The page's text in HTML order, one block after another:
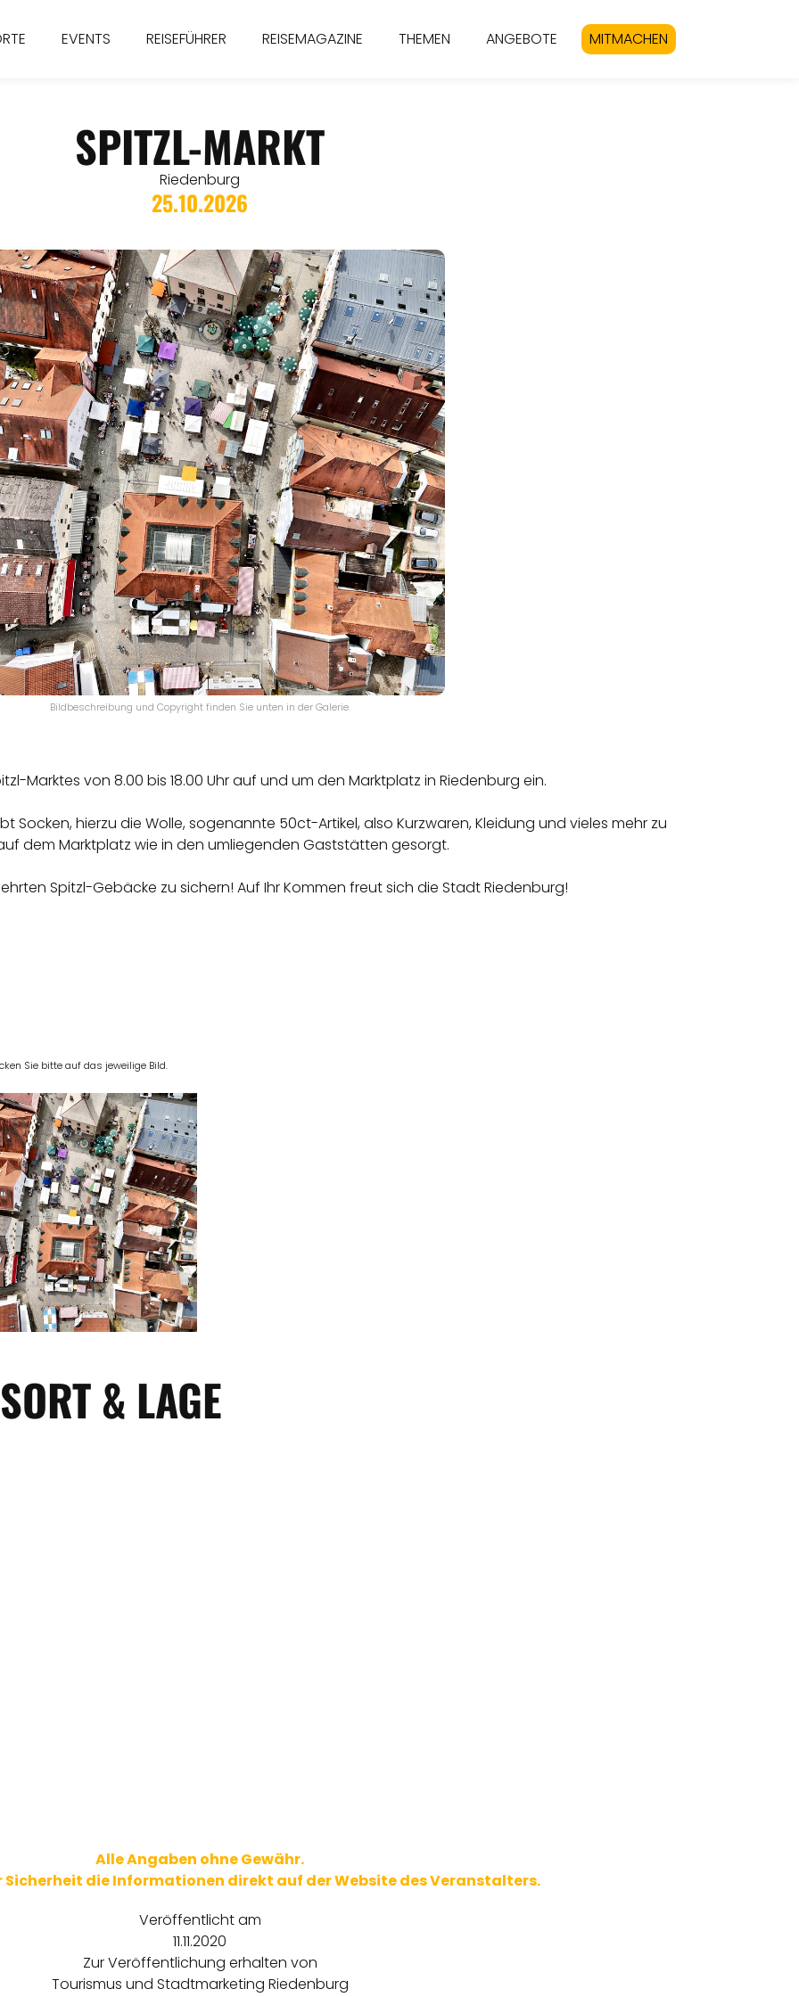
EVENTS REISEFÜHRER REISEMAGAZINE THEMEN ANGEBOTE MITMACHEN
SPITZL-MARKT
Riedenburg
25.10.2026
Bildbeschreibung und Copyright finden Sie unten in der Galerie.
Marktes von 8.00 bis 18.00 Uhr auf und um den Marktplatz in Riedenburg ein.
Socken, hierzu die Wolle, sogenannte 50ct-Artikel, also Kurzwaren, Kleidung und vieles mehr zu
dem Marktplatz wie in den umliegenden Gaststätten gesorgt.
Spitzl-Gebäcke zu sichern! Auf Ihr Kommen freut sich die Stadt Riedenburg!
Sie bitte auf das jeweilige Bild.
& LAGE
Alle Angaben ohne Gewähr.
Sicherheit die Informationen direkt auf der Website des Veranstalters.
Veröffentlicht am
11.11.2020
Zur Veröffentlichung erhalten von
Tourismus und Stadtmarketing Riedenburg